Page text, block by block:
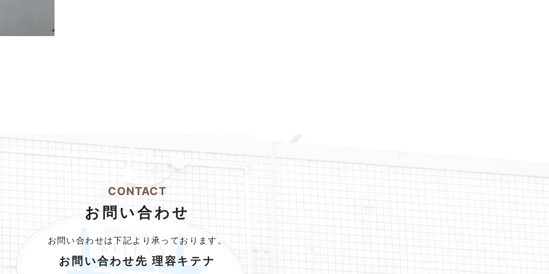
CONTACT
お問い合わせ
お問い合わせは下記より承っております。
お問い合わせ先 理容キテナ